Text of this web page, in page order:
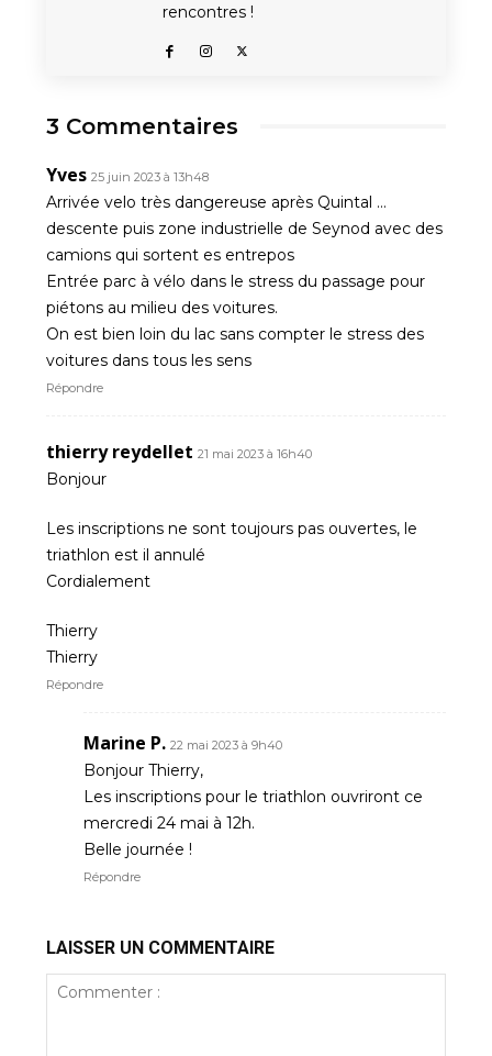
rencontres !
3 Commentaires
Yves 25 juin 2023 à 13h48
Arrivée velo très dangereuse après Quintal …
descente puis zone industrielle de Seynod avec des
camions qui sortent es entrepos
Entrée parc à vélo dans le stress du passage pour
piétons au milieu des voitures.
On est bien loin du lac sans compter le stress des
voitures dans tous les sens
Répondre
thierry reydellet 21 mai 2023 à 16h40
Bonjour
Les inscriptions ne sont toujours pas ouvertes, le
triathlon est il annulé
Cordialement
Thierry
Thierry
Répondre
Marine P. 22 mai 2023 à 9h40
Bonjour Thierry,
Les inscriptions pour le triathlon ouvriront ce
mercredi 24 mai à 12h.
Belle journée !
Répondre
LAISSER UN COMMENTAIRE